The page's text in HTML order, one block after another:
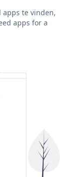
apps te vinden,
apps for a